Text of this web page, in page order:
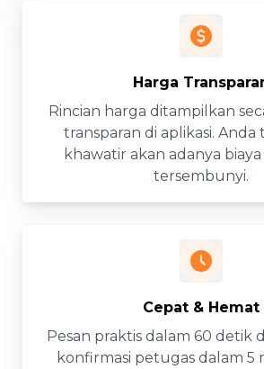
Harga
Rincian harga ditampilkan
transparan di aplikasi.
khawatir akan adanya
tersembunyi.
Cepat & Hemat
Pesan praktis dalam 60 detik
konfirmasi petugas dalam 5